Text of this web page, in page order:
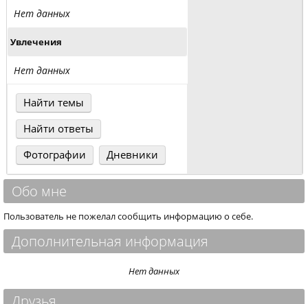
Нет данных
Увлечения
Нет данных
Найти темы
Найти ответы
Фотографии
Дневники
Обо мне
Пользователь не пожелал сообщить информацию о себе.
Дополнительная информация
Нет данных